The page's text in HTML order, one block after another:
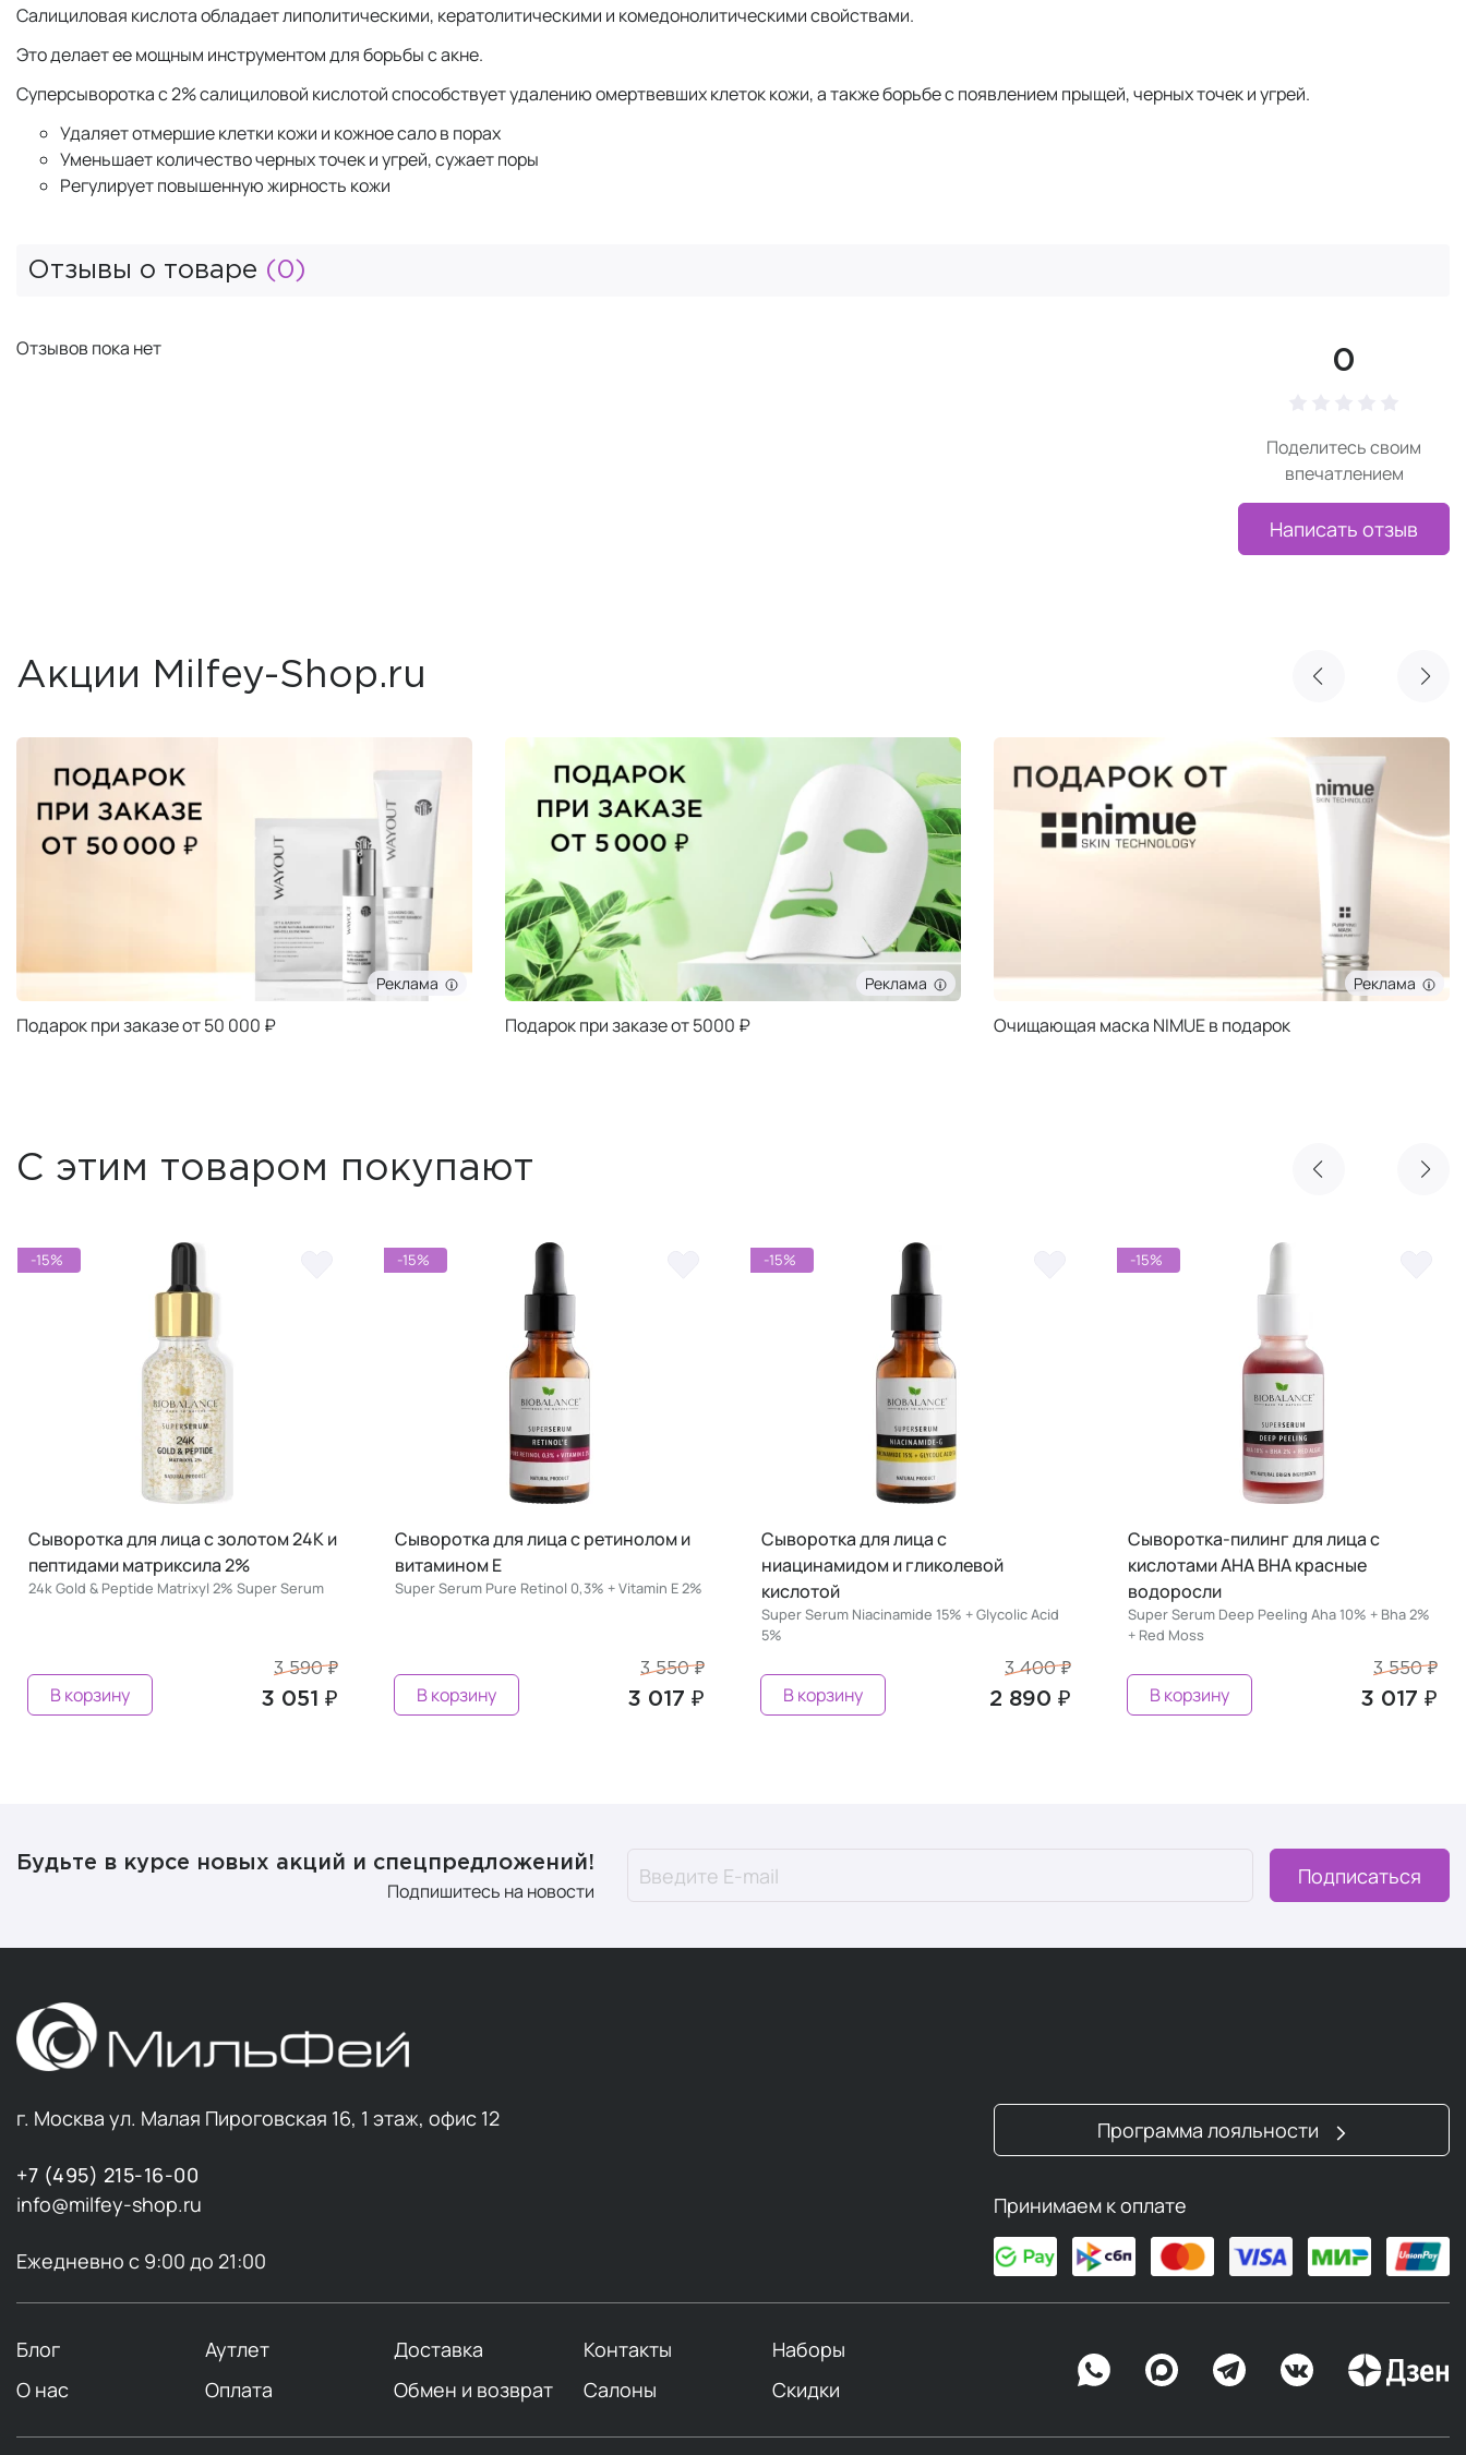
Салициловая кислота обладает липолитическими, кератолитическими и комедонолитическими свойствами.
Это делает ее мощным инструментом для борьбы с акне.
Суперсыворотка с 2% салициловой кислотой способствует удалению омертвевших клеток кожи, а также борьбе с появлением прыщей, черных точек и угрей.
Удаляет отмершие клетки кожи и кожное сало в порах
Уменьшает количество черных точек и угрей, сужает поры
Регулирует повышенную жирность кожи
Отзывы о товаре (0)
0
Поделитесь своим
впечатлением
Написать отзыв
Отзывов пока нет
Акции Milfey-Shop.ru
Реклама
Подарок при заказе от 50 000 ₽
Реклама
Подарок при заказе от 5000 ₽
Реклама
Очищающая маска NIMUE в подарок
С этим товаром покупают
-15%
Сыворотка для лица с ретинолом и
витамином E
Super Serum Pure Retinol 0,3% + Vitamin E 2%
3 550 ₽
3 017 ₽
В корзину
-15%
Сыворотка для лица с
ниацинамидом и гликолевой
кислотой
3 400 ₽
2 890 ₽
В корзину
-15%
Сыворотка-пилинг для лица с
кислотами АНА ВНА красные
водоросли
Super Serum Deep Peeling Aha 10% + Bha 2%
+ Red Moss
3 550 ₽
3 017 ₽
В корзину
-15%
Сыворотка для лица с церамидами и
ресвератролом
Super Serum Overnight Recovery Ceramide +
Resveratrol
3 450 ₽
2 932 ₽
В корзину
Будьте в курсе новых акций и спецпредложений!
Подпишитесь на новости
Подписаться
г. Москва ул. Малая Пироговская 16, 1 этаж, офис 12
+7 (495) 215-16-00
info@milfey-shop.ru
Ежедневно с 9:00 до 21:00
Программа лояльности
Принимаем к оплате
Блог Аутлет Доставка Контакты
Наборы
О нас
Оплата Обмен и возврат Салоны Скидки